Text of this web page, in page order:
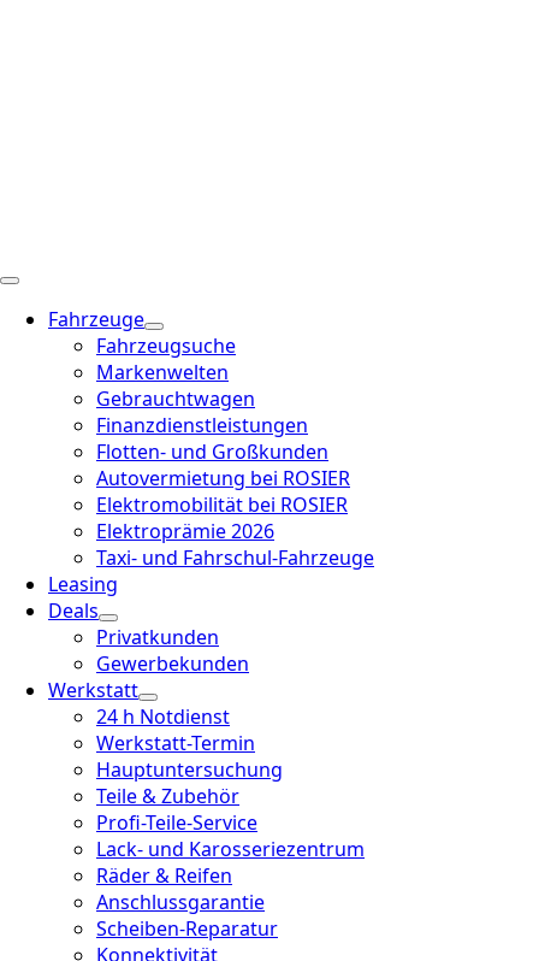
Fahrzeuge
Fahrzeugsuche
Markenwelten
Gebrauchtwagen
Finanzdienstleistungen
Flotten- und Großkunden
Autovermietung bei ROSIER
Elektromobilität bei ROSIER
Elektroprämie 2026
Taxi- und Fahrschul-Fahrzeuge
Leasing
Deals
Privatkunden
Gewerbekunden
Werkstatt
24 h Notdienst
Werkstatt-Termin
Hauptuntersuchung
Teile & Zubehör
Profi-Teile-Service
Lack- und Karosseriezentrum
Räder & Reifen
Anschlussgarantie
Scheiben-Reparatur
Konnektivität